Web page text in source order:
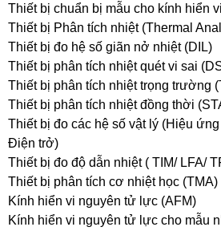
Thiết bị chuẩn bị mẫu cho kính hiển
Thiết bị Phân tích nhiệt (Thermal
Thiết bị đo hệ số giãn nở nhiệt (DIL)
Thiết bị phân tích nhiệt quét vi sai
Thiết bị phân tích nhiệt trọng trường
Thiết bị phân tích nhiệt đồng thời
Thiết bị đo các hệ số vật lý (Hiệu
Điện trở)
Thiết bị đo độ dẫn nhiệt ( TIM/ LFA/
Thiết bị phân tích cơ nhiệt học (TMA)
Kính hiển vi nguyên tử lực (AFM)
Kính hiển vi nguyên tử lực cho mẫu